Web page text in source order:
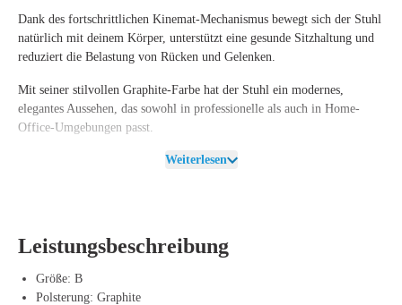
Dank des fortschrittlichen Kinemat-Mechanismus bewegt sich der Stuhl
natürlich mit deinem Körper, unterstützt eine gesunde Sitzhaltung und
reduziert die Belastung von Rücken und Gelenken.
Mit seiner stilvollen Graphite-Farbe hat der Stuhl ein modernes,
elegantes Aussehen, das sowohl in professionelle als auch in Home-
Office-Umgebungen passt.
Vorteile des Herman Miller Aeron Graphite
verbessert die Belüftung.
gesunde Sitzhaltung.
Weiterlesen
Leistungsbeschreibung
Größe: B
Polsterung: Graphite